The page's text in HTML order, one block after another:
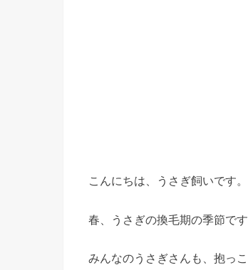
こんにちは、うさぎ飼いです。
春、うさぎの換毛期の季節で
みんなのうさぎさんも、抱っ